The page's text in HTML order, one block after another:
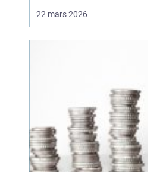
kombination som
&aum...
22 mars 2026